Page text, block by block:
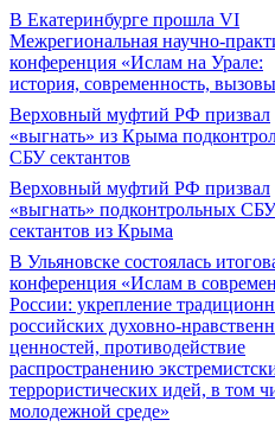
В Екатеринбурге прошла VI
Межрегиональная научно-
конференция «Ислам на Урале:
история, современность,
Верховный муфтий РФ призвал
«выгнать» из Крыма
СБУ сектантов
Верховный муфтий РФ призвал
«выгнать» подконтрольных СБУ
сектантов из Крыма
В Ульяновске состоялась
конференция «Ислам в
России: укрепление
российских духовно-
ценностей, противодействие
распространению
террористических идей, в том
молодежной среде»